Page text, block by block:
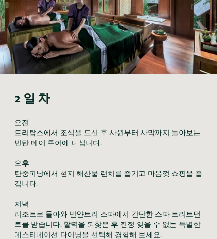
2일차
오전
트리탑스에서 조식을 드신 후 사원부터 사막까지 돌아보는
빈탄 데이 투어에 나섭니다.
오후
탄중피낭에서 현지 해산물 런치를 즐기고 마음껏 쇼핑을 즐
깁니다.
저녁
리조트로 돌아와 반얀트리 스파에서 간단한 스파 트리트먼
트를 받습니다. 활력을 되찾은 후 진정 잊을 수 없는 특별한
데스티네이션 다이닝을 선택해 경험해 보세요.